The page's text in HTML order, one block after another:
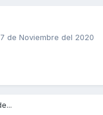
de Noviembre del 2020